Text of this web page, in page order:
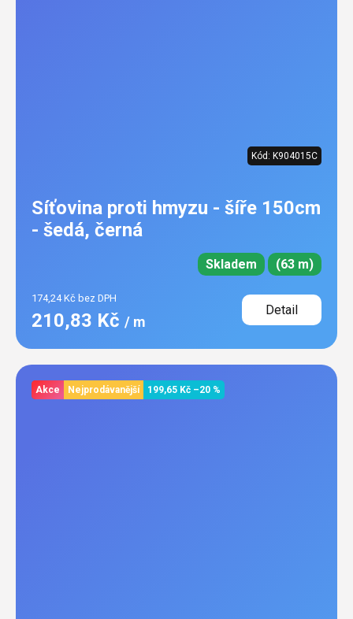
Kód: K904015C
Síťovina proti hmyzu - šíře 150cm
- šedá, černá
Skladem (63 m)
174,24 Kč bez DPH
210,83 Kč / m
Detail
Akce Nejprodávanější 199,65 Kč –20 %